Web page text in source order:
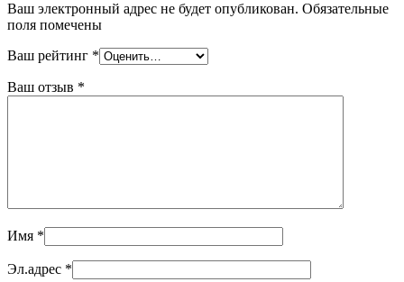
Ваш электронный адрес не будет опубликован. Обязательные
поля помечены
Ваш рейтинг *
Ваш отзыв *
Имя *
Эл.адрес *